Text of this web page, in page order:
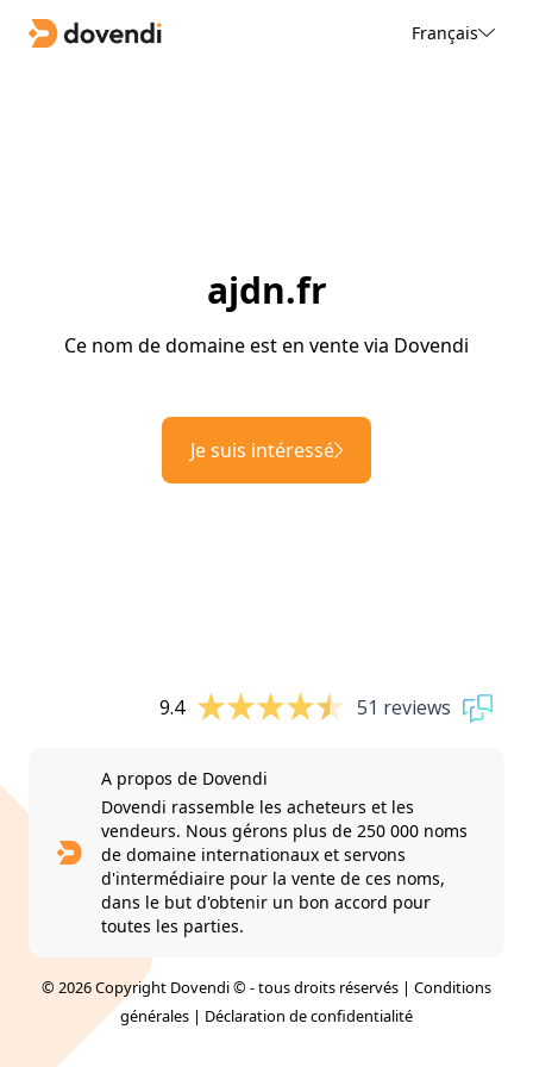
Français
ajdn.fr
Ce nom de domaine est en vente via Dovendi
Je suis intéressé
9.4 51 reviews
A propos de Dovendi
Dovendi rassemble les acheteurs et les
vendeurs. Nous gérons plus de 250 000 noms
de domaine internationaux et servons
d'intermédiaire pour la vente de ces noms,
dans le but d'obtenir un bon accord pour
toutes les parties.
© 2026 Copyright Dovendi © - tous droits réservés | Conditions
générales | Déclaration de confidentialité